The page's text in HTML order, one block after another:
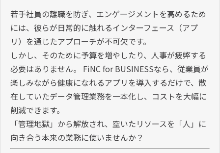
若手社員の離職を防ぎ、エンゲージメントを高めるため
には、彼らが日常的に触れるインターフェース（アプ
リ）を通じたアプローチが不可欠です。
しかし、そのために予算を増やしたり、人事が疲弊する
必要はありません。 FiNC for BUSINESSなら、従業員が
楽しみながら健康になれるアプリを導入するだけで、散
在していたデータ管理業務を一本化し、コストを大幅に
削減できます。
「管理地獄」から解放され、空いたリソースを「人」に
向き合う本来の業務に使いませんか？